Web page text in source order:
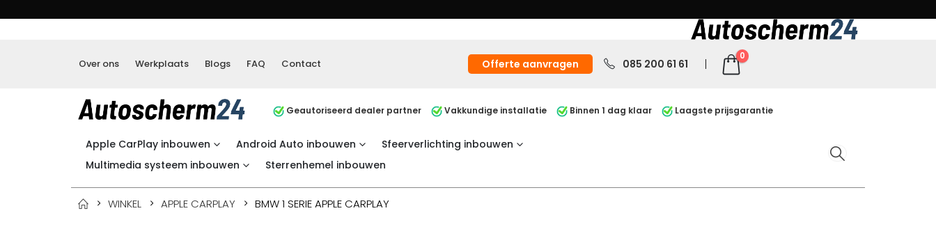
Over ons Werkplaats Blogs FAQ Contact Offerte aanvragen 085 200 61 61
0
Geautoriseerd dealer partner Vakkundige installatie Binnen 1 dag klaar Laagste prijsgarantie
Apple CarPlay inbouwen Android Auto inbouwen
Sfeerverlichting inbouwen
Multimedia systeem inbouwen
Sterrenhemel inbouwen
WINKEL APPLE CARPLAY BMW 1 SERIE APPLE CARPLAY